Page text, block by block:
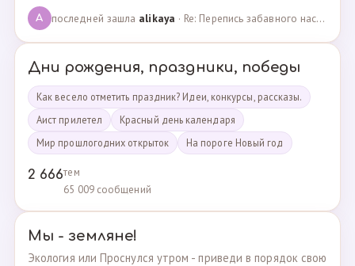
A последней зашла alikaya · Re: Перепись забавного населения!!! · 09.09.2023
Дни рождения, праздники, победы
Как весело отметить праздник? Идеи, конкурсы, рассказы.
Аист прилетел
Красный день календаря
Мир прошлогодних открыток
На пороге Новый год
2 666тем
65 009 сообщений
Мы - земляне!
Экология или Проснулся утром - приведи в порядок свою